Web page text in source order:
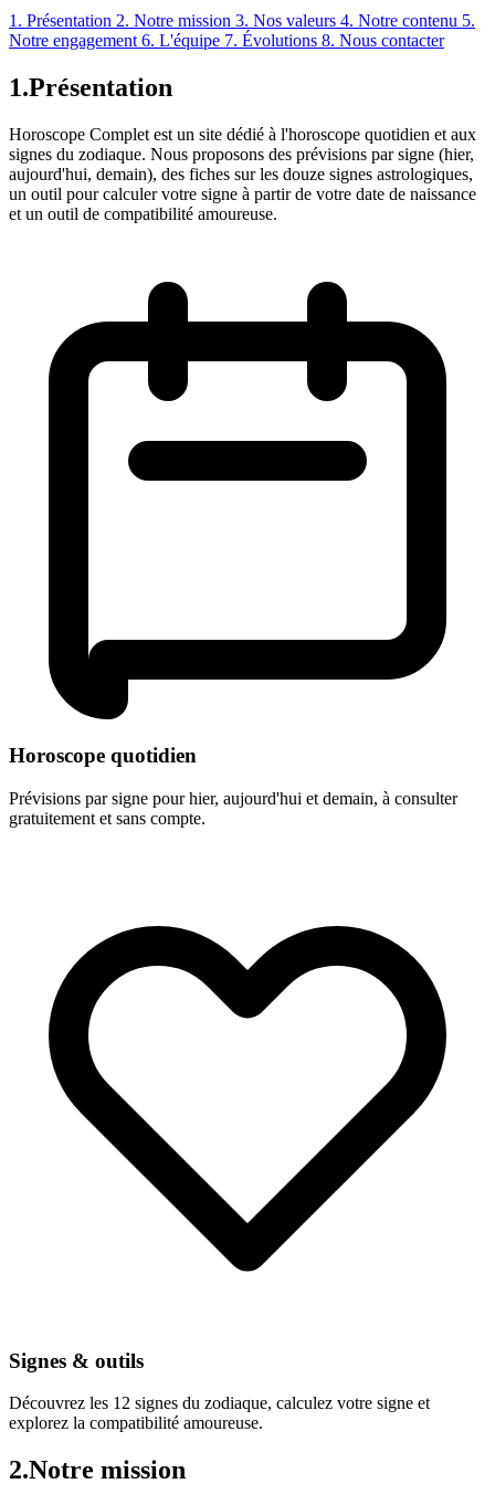
1. Présentation 2. Notre mission 3. Nos valeurs 4. Notre contenu 5.
Notre engagement 6. L'équipe 7. Évolutions 8. Nous contacter
1.Présentation
Horoscope Complet est un site dédié à l'horoscope quotidien et aux
signes du zodiaque. Nous proposons des prévisions par signe (hier,
aujourd'hui, demain), des fiches sur les douze signes astrologiques,
un outil pour calculer votre signe à partir de votre date de naissance
et un outil de compatibilité amoureuse.
Horoscope quotidien
Prévisions par signe pour hier, aujourd'hui et demain, à consulter
gratuitement et sans compte.
Signes & outils
Découvrez les 12 signes du zodiaque, calculez votre signe et
explorez la compatibilité amoureuse.
2.Notre mission